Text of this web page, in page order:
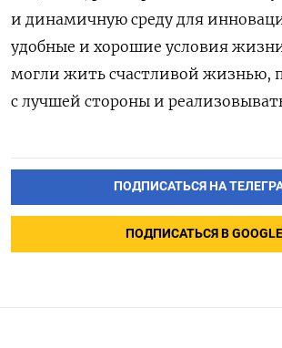
и динамичную среду для
удобные и хорошие условия
могли жить счастливой жизнью,
с лучшей стороны и
ПОДПИСАТЬСЯ НА
ПОДПИСАТЬСЯ В GOOGLE